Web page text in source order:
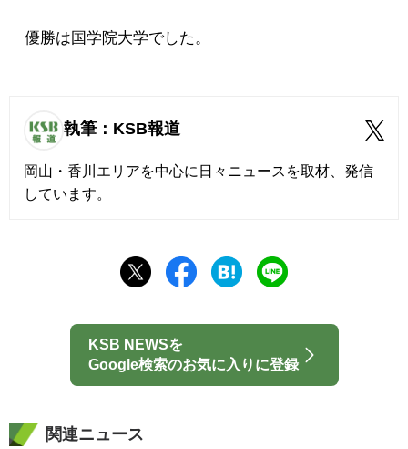
優勝は国学院大学でした。
執筆：KSB報道
岡山・香川エリアを中心に日々ニュースを取材、発信
しています。
KSB NEWSを
Google検索のお気に入りに登録
関連ニュース